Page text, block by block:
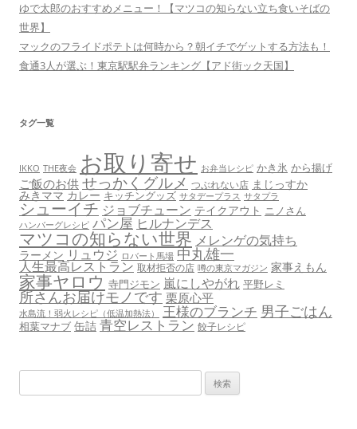
ゆで太郎のおすすめメニュー！【マツコの知らない立ち食いそばの
世界】
マックのフライドポテトは何時から？朝イチでゲットする方法も！
食通3人が選ぶ！東京駅駅弁ランキング【アド街ック天国】
タグ一覧
IKKO THE夜会 お取り寄せ お弁当レシピ かき氷 から揚げ
ご飯のお供 せっかくグルメ つぶれない店 まじっすか
みきママ カレー キッチングッズ サタデープラス サタプラ
シューイチ ジョブチューン テイクアウト ニノさん
ハンバーグレシピ パン屋 ヒルナンデス
マツコの知らない世界 メレンゲの気持ち
ラーメン リュウジ ロバート馬場 中丸雄一
人生最高レストラン 取材拒否の店 噂の東京マガジン 家事えもん
家事ヤロウ 寺門ジモン 嵐にしやがれ 平野レミ
所さんお届けモノです 栗原心平
水島流！弱火レシピ（低温加熱法） 王様のブランチ 男子ごはん
相葉マナブ 缶詰 青空レストラン 餃子レシピ
索: